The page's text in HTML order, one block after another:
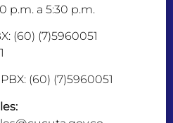
p.m. a 5:30 p.m.
(60) (7)5960051
PBX: (60) (7)5960051